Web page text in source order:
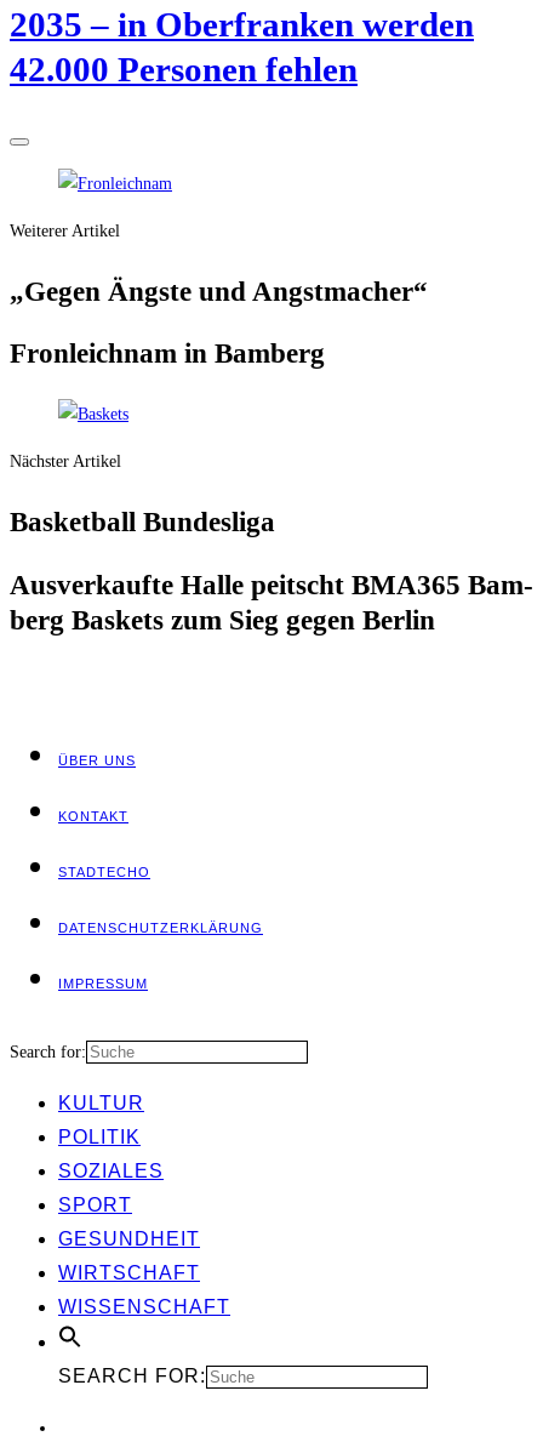
2035 – in Ober­fran­ken wer­den
42.000 Per­so­nen fehlen
Weiterer Artikel
„Gegen Ängs­te und Angstmacher“
Fron­leich­nam in Bamberg
Nächster Artikel
Bas­ket­ball Bundesliga
Aus­ver­kauf­te Hal­le peitscht BMA365 Bam­
berg Bas­kets zum Sieg gegen Berlin
ÜBER UNS
KON­TAKT
STADT­ECHO
DATEN­SCHUTZ­ER­KLÄ­RUNG
IMPRES­SUM
Search for:
KUL­TUR
POLI­TIK
SOZIA­LES
SPORT
GESUND­HEIT
WIRT­SCHAFT
WIS­SEN­SCHAFT
SEARCH FOR: